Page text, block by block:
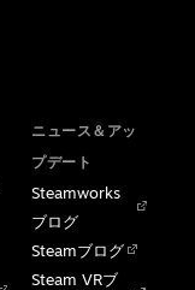
ニュース＆アッ
プデート
Steamworks
ブログ
Steamブログ
Steam VRブ